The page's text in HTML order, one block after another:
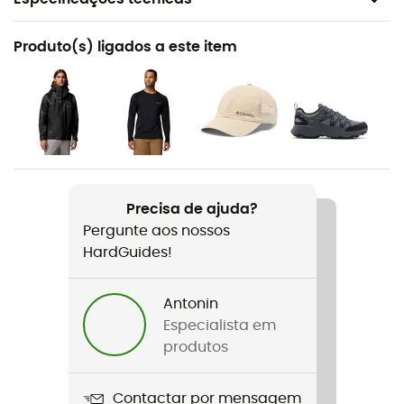
Recomendado para
Raquetes de neve / Alpinismo / Ski-alpinismo
Género
Homem
Peso
Nome do produto
Whistler Peak Pant
Impermeabilidade
Produto(s) ligados a este item
Precisa de ajuda?
Pergunte aos nossos
HardGuides!
Antonin
Especialista em
produtos
Contactar por mensagem